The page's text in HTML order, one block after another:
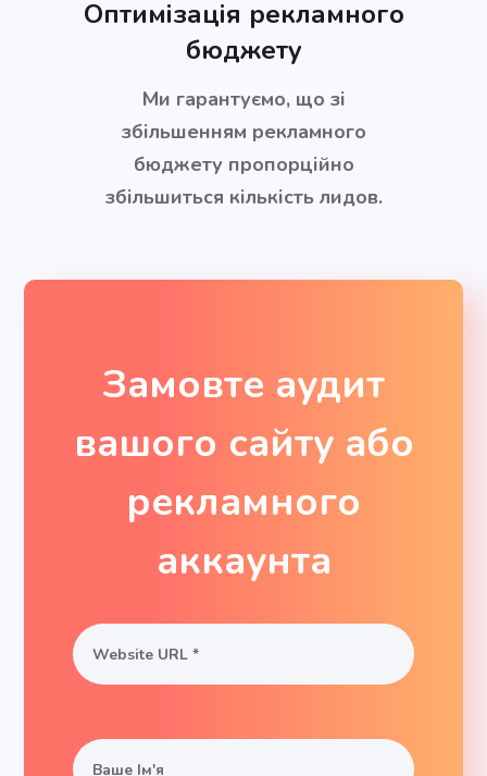
Оптимізація рекламного
бюджету
Ми гарантуємо, що зі
збільшенням рекламного
бюджету пропорційно
збільшиться кількість лидов.
Замовте аудит
вашого сайту або
рекламного
аккаунта